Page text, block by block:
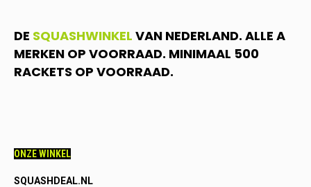
DE SQUASHWINKEL VAN NEDERLAND. ALLE A
MERKEN OP VOORRAAD. MINIMAAL 500
RACKETS OP VOORRAAD.
ONZE WINKEL
SQUASHDEAL.NL